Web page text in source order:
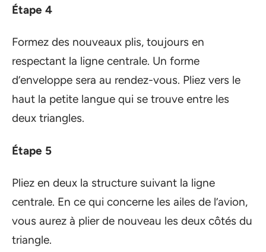
Étape 4
Formez des nouveaux plis, toujours en
respectant la ligne centrale. Un forme
d’enveloppe sera au rendez-vous. Pliez vers le
haut la petite langue qui se trouve entre les
deux triangles.
Étape 5
Pliez en deux la structure suivant la ligne
centrale. En ce qui concerne les ailes de l’avion,
vous aurez à plier de nouveau les deux côtés du
triangle.